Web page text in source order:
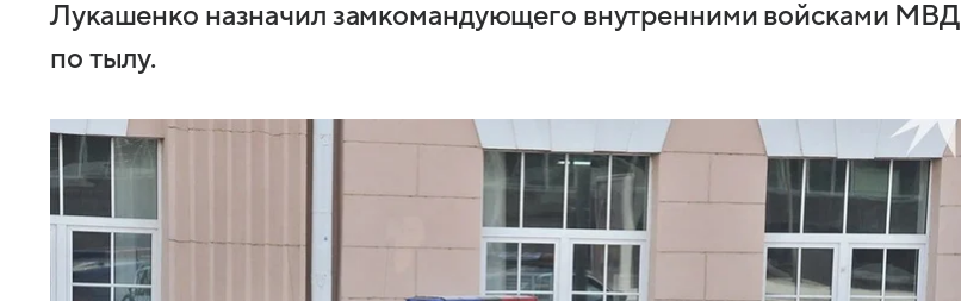
Лукашенко назначил замкомандующего внутренними войсками МВД
по тылу.